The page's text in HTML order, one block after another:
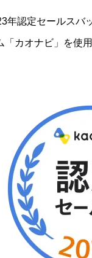
年認定セールスバ
「カオナビ」を使